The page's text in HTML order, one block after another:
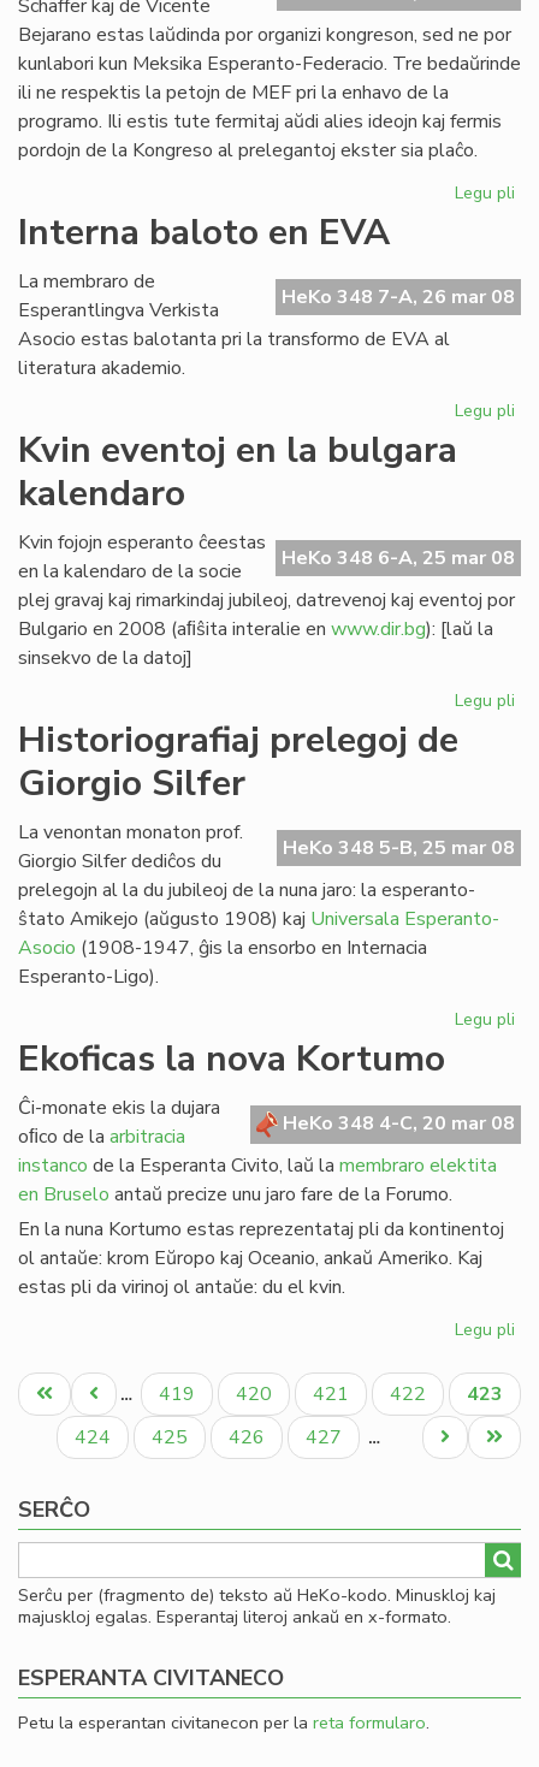
Schäffer kaj de Vicente
Bejarano estas laŭdinda por organizi kongreson, sed ne por
kunlabori kun Meksika Esperanto-Federacio. Tre bedaŭrinde
ili ne respektis la petojn de MEF pri la enhavo de la
programo. Ili estis tute fermitaj aŭdi alies ideojn kaj fermis
pordojn de la Kongreso al prelegantoj ekster sia plaĉo.
Legu pli
Interna baloto en EVA
HeKo 348 7-A, 26 mar 08
La membraro de
Esperantlingva Verkista
Asocio estas balotanta pri la transformo de EVA al
literatura akademio.
Legu pli
Kvin eventoj en la bulgara
kalendaro
HeKo 348 6-A, 25 mar 08
Kvin fojojn esperanto ĉeestas
en la kalendaro de la socie
plej gravaj kaj rimarkindaj jubileoj, datrevenoj kaj eventoj por
Bulgario en 2008 (aﬁŝita interalie en www.dir.bg): [laŭ la
sinsekvo de la datoj]
Legu pli
Historiografiaj prelegoj de
Giorgio Silfer
HeKo 348 5-B, 25 mar 08
La venontan monaton prof.
Giorgio Silfer dediĉos du
prelegojn al la du jubileoj de la nuna jaro: la esperanto-
ŝtato Amikejo (aŭgusto 1908) kaj Universala Esperanto-
Asocio (1908-1947, ĝis la ensorbo en Internacia
Esperanto-Ligo).
Legu pli
Ekoficas la nova Kortumo
HeKo 348 4-C, 20 mar 08
Ĉi-monate ekis la dujara
oﬁco de la arbitracia
instanco de la Esperanta Civito, laŭ la membraro elektita
en Bruselo antaŭ precize unu jaro fare de la Forumo.
En la nuna Kortumo estas reprezentataj pli da kontinentoj
ol antaŭe: krom Eŭropo kaj Oceanio, ankaŭ Ameriko. Kaj
estas pli da virinoj ol antaŭe: du el kvin.
Legu pli
la
Pagination
Unua
paĝo
Antaŭa
paĝo
… Paĝo
419 Paĝo
420 Paĝo
421 Paĝo
422
Aktuala
paĝo
423
Paĝo
424 Paĝo
425 Paĝo
426 Paĝo
427 …
Last
page
Next
page
SERĈO
Serĉu per (fragmento de) teksto aŭ HeKo-kodo. Minuskloj kaj
majuskloj egalas. Esperantaj literoj ankaŭ en x-formato.
ESPERANTA CIVITANECO
Petu la esperantan civitanecon per la reta formularo.